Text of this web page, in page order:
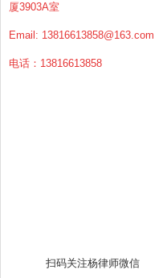
厦3903A室
Email: 13816613858@163.com
电话：13816613858
扫码关注杨律师微信